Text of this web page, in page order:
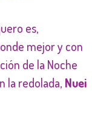
es,
mejor y con
de la Noche
la redolada, Nuei